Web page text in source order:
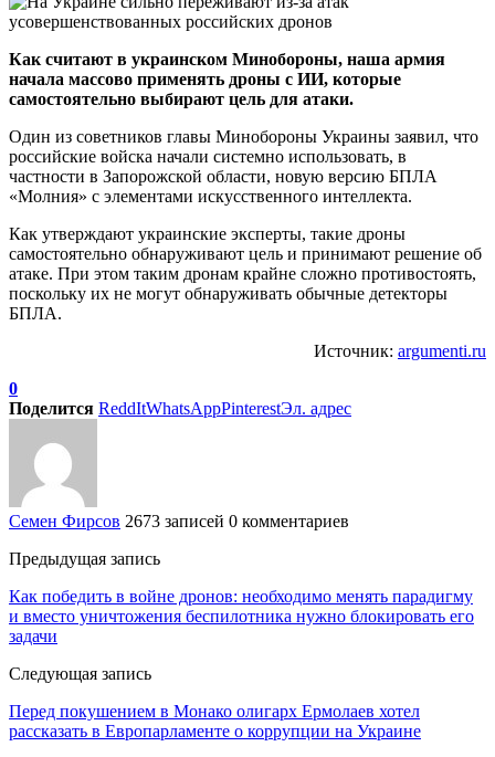
Как считают в украинском Минобороны, наша армия
начала массово применять дроны с ИИ, которые
самостоятельно выбирают цель для атаки.
Один из советников главы Минобороны Украины заявил, что
российские войска начали системно использовать, в
частности в Запорожской области, новую версию БПЛА
«Молния» с элементами искусственного интеллекта.
Как утверждают украинские эксперты, такие дроны
самостоятельно обнаруживают цель и принимают решение об
атаке. При этом таким дронам крайне сложно противостоять,
поскольку их не могут обнаруживать обычные детекторы
БПЛА.
Источник: argumenti.ru
0
Поделится ReddItWhatsAppPinterestЭл. адрес
Семен Фирсов 2673 записей 0 комментариев
Предыдущая запись
Как победить в войне дронов: необходимо менять парадигму
и вместо уничтожения беспилотника нужно блокировать его
задачи
Следующая запись
Перед покушением в Монако олигарх Ермолаев хотел
рассказать в Европарламенте о коррупции на Украине